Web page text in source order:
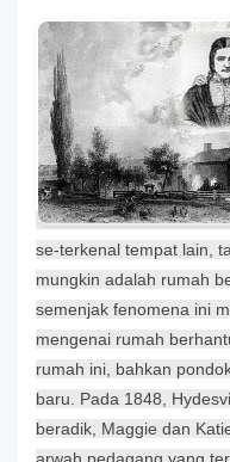
se-terkenal tempat lain,
mungkin adalah rumah
semenjak fenomena ini
mengenai rumah
rumah ini, bahkan
baru. Pada 1848,
beradik, Maggie dan